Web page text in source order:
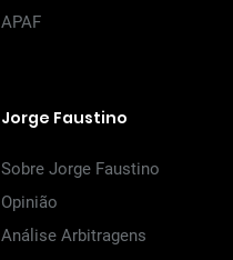
APAF
Jorge Faustino
Sobre Jorge Faustino
Opinião
Análise Arbitragens